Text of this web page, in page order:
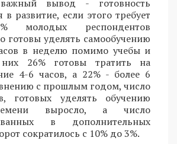
вывод - готовность
в развитие, если этого требует
молодых респондентов
готовы уделять самообучению
в неделю помимо учебы и
26% готовы тратить на
4-6 часов, а 22% - более 6
с прошлым годом, число
готовых уделять обучению
выросло, а число
в дополнительных
сократилось с 10% до 3%.